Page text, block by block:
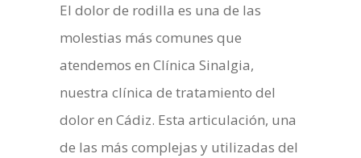
El dolor de rodilla es una de las
molestias más comunes que
atendemos en Clínica Sinalgia,
nuestra clínica de tratamiento del
dolor en Cádiz. Esta articulación, una
de las más complejas y utilizadas del